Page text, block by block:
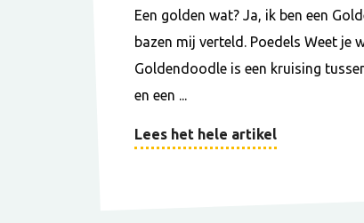
Een golden wat? Ja, ik ben een
bazen mij verteld. Poedels Weet je
Goldendoodle is een kruising
en een ...
Lees het hele artikel